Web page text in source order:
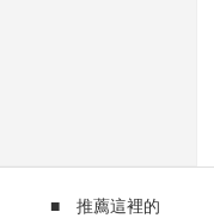
■ 推薦這裡的